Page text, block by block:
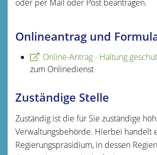
oder per Mail oder Post beantragen.
Onlineantrag und
Online-Antrag - Haltung
zum Onlinedienst
Zuständige Stelle
Zuständig ist die für Sie zuständige
Verwaltungsbehörde. Hierbei handelt
Regierungspräsidium, in dessen